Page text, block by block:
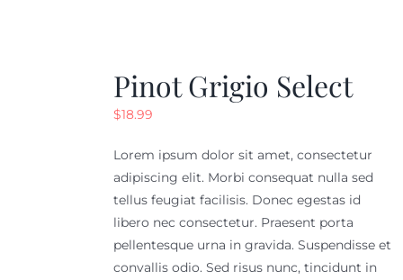
Pinot Grigio Select
$18.99
Lorem ipsum dolor sit amet, consectetur
adipiscing elit. Morbi consequat nulla sed
tellus feugiat facilisis. Donec egestas id
libero nec consectetur. Praesent porta
pellentesque urna in gravida. Suspendisse et
convallis odio. Sed risus nunc, tincidunt in